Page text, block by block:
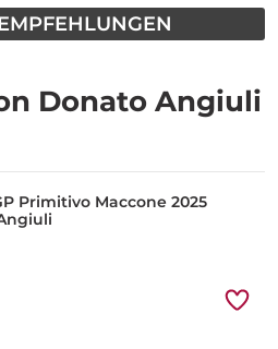
Donato Angiuli
Primitivo Maccone 2025